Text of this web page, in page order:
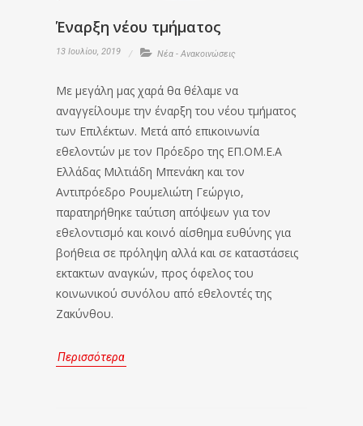
Έναρξη νέου τμήματος
13 Ιουλίου, 2019 Νέα - Ανακοινώσεις
Με μεγάλη μας χαρά θα θέλαμε να
αναγγείλουμε την έναρξη του νέου τμήματος
των Επιλέκτων. Μετά από επικοινωνία
εθελοντών με τον Πρόεδρο της ΕΠ.ΟΜ.Ε.Α
Ελλάδας Μιλτιάδη Μπενάκη και τον
Αντιπρόεδρο Ρουμελιώτη Γεώργιο,
παρατηρήθηκε ταύτιση απόψεων για τον
εθελοντισμό και κοινό αίσθημα ευθύνης για
βοήθεια σε πρόληψη αλλά και σε καταστάσεις
εκτακτων αναγκών, προς όφελος του
κοινωνικού συνόλου από εθελοντές της
Ζακύνθου.
Περισσότερα